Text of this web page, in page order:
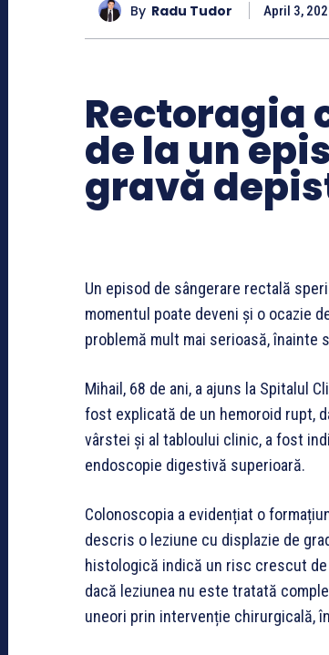
By Radu Tudor April 3,
Rectoragia
de la un
gravă
Un episod de sângerare rectală
momentul poate deveni și o ocazie
problemă mult mai serioasă, înainte
Mihail, 68 de ani, a ajuns la Spitalul
fost explicată de un hemoroid rupt,
vârstei și al tabloului clinic, a fost
endoscopie digestivă superioară.
Colonoscopia a evidențiat o
descris o leziune cu displazie de
histologică indică un risc crescut
dacă leziunea nu este tratată
uneori prin intervenție chirurgicală,